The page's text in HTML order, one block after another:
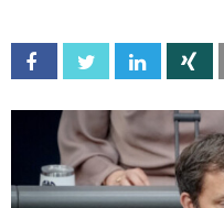
Facebook Twitter Linkedin